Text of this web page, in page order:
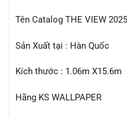
Tên Catalog THE VIEW 2025
Sản Xuất tại : Hàn Quốc
Kích thước : 1.06m X15.6m
Hãng KS WALLPAPER